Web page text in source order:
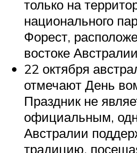
только на
национального
Форест,
востоке
22 октября
отмечают День
Праздник не
официальным,
Австралии
традицию,